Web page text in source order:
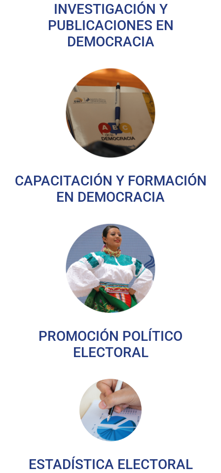
INVESTIGACIÓN Y
PUBLICACIONES EN
DEMOCRACIA
CAPACITACIÓN Y FORMACIÓN
EN DEMOCRACIA
PROMOCIÓN POLÍTICO
ELECTORAL
ESTADÍSTICA ELECTORAL